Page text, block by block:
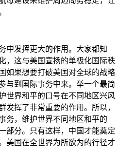
中发挥更大的作用。大家都知
，这与美国宣扬的单极化国际秩
如果想要打破美国对全球的战略
与到国际事务中来。举一个最简
世界和平的口号在不同地区兴风
发挥了非常重要的作用。所以，
务，维护世界不同地区和平的
部分。只有这样，中国才能奠定
美国在全世界为所欲为的行径才